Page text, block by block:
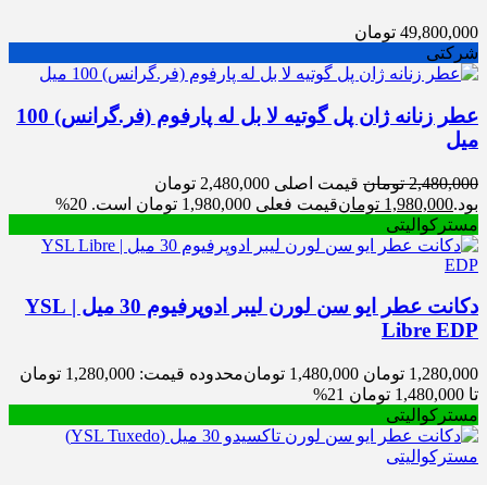
49,800,000 تومان
شرکتی
عطر زنانه ژان پل گوتیه لا بل له پارفوم (فر.گرانس) 100
میل
2,480,000 تومان
قیمت اصلی 2,480,000 تومان
بود.1,980,000 تومانقیمت فعلی 1,980,000 تومان است.
20%
مسترکوالیتی
دکانت عطر ایو سن لورن لیبر ادوپرفیوم 30 میل | YSL
Libre EDP
1,280,000 تومان 1,480,000 تومان
محدوده قیمت: 1,280,000 تومان
تا 1,480,000 تومان
21%
مسترکوالیتی